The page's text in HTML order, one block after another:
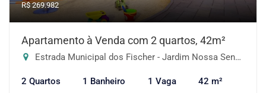
R$ 269.982
Apartamento à Venda com 2 quartos, 42m²
Estrada Municipal dos Fischer - Jardim Nossa Senhora das Graças, Cotia-SP
2 Quartos 1 Banheiro 1 Vaga 42 m²